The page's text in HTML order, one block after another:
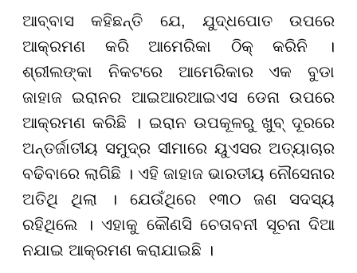
ଆବ୍ବାସ କହିଛନ୍ତି ଯେ, ଯୁଦ୍ଧପୋତ ଉପରେ
ଆକ୍ରମଣ କରି ଆମେରିକା ଠିକ୍ କରିନି ।
ଶ୍ରୀଲଙ୍କା ନିକଟରେ ଆମେରିକାର ଏକ ବୁଡା
ଜାହାଜ ଇରାନର ଆଇଆରଆଇଏସ ଡେନା ଉପରେ
ଆକ୍ରମଣ କରିଛି । ଇରାନ ଉପକୂଳରୁ ଖୁବ୍ ଦୂରରେ
ଅନ୍ତର୍ଜାତୀୟ ସମୁଦ୍ର ସୀମାରେ ୟୁଏସର ଅତ୍ୟାଚାର
ବଢିବାରେ ଲାଗିଛି । ଏହି ଜାହାଜ ଭାରତୀୟ ନୌସେନାର
ଅତିଥି ଥିଲା । ଯେଉଁଥିରେ ୧୩୦ ଜଣ ସଦସ୍ୟ
ରହିଥିଲେ । ଏହାକୁ କୌଣସି ଚେତାବନୀ ସୂଚନା ଦିଆ
ନଯାଇ ଆକ୍ରମଣ କରାଯାଇଛି ।